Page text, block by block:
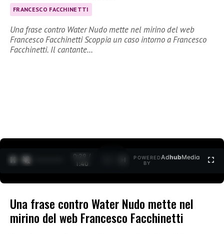
FRANCESCO FACCHINETTI
Una frase contro Water Nudo mette nel mirino del web
Francesco Facchinetti Scoppia un caso intorno a Francesco
Facchinetti. Il cantante…
0:30 /
1:40
POWERED
BY
AdhubMedia
Una frase contro Water Nudo mette nel
mirino del web Francesco Facchinetti